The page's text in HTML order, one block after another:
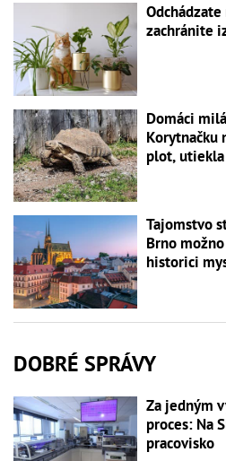
zachránite
Domáci
Korytnačku
plot,
Tajomstvo
Brno
historici
DOBRÉ SPRÁVY
Za jedným
proces: Na
pracovisko